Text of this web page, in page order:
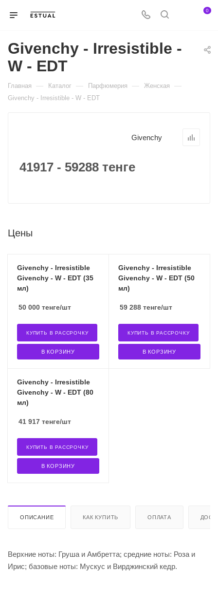
0
Givenchy - Irresistible -
W - EDT
Главная — Каталог — Парфюмерия — Женская —
Givenchy - Irresistible - W - EDT
Givenchy
41917 - 59288 тенге
Цены
Givenchy - Irresistible
Givenchy - W - EDT (35
мл)
50 000 тенге/шт
В КОРЗИНУ
КУПИТЬ В РАССРОЧКУ
Givenchy - Irresistible
Givenchy - W - EDT (50
мл)
59 288 тенге/шт
В КОРЗИНУ
КУПИТЬ В РАССРОЧКУ
Givenchy - Irresistible
Givenchy - W - EDT (80
мл)
41 917 тенге/шт
В КОРЗИНУ
КУПИТЬ В РАССРОЧКУ
ОПИСАНИЕ КАК КУПИТЬ ОПЛАТА
Верхние ноты: Груша и Амбретта; средние ноты: Роза и
Ирис; базовые ноты: Мускус и Вирджинский кедр.